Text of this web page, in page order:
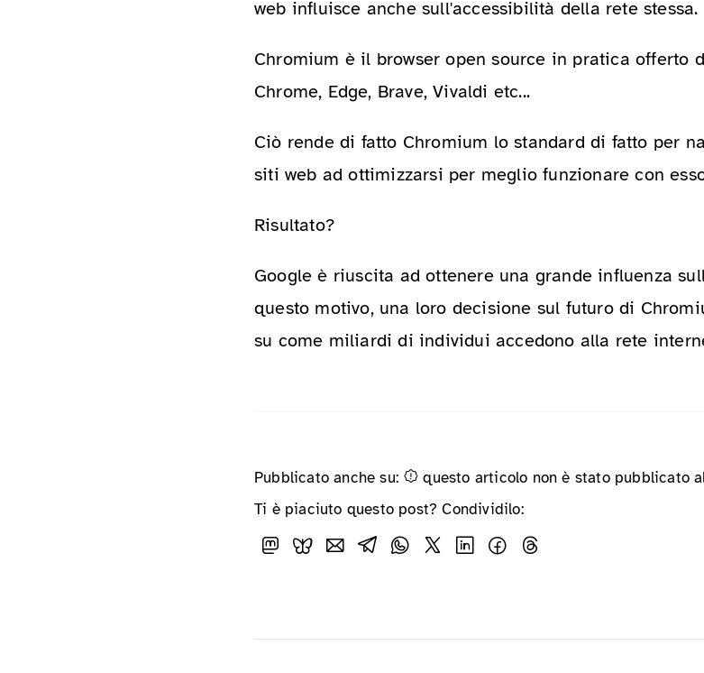
web influisce anche sull'accessibilità della rete stessa.
Chromium è il browser open source in pratica offerto
Chrome, Edge, Brave, Vivaldi etc...
Ciò rende di fatto Chromium lo standard di fatto per
siti web ad ottimizzarsi per meglio funzionare con
Risultato?
Google è riuscita ad ottenere una grande influenza
questo motivo, una loro decisione sul futuro di
su come miliardi di individui accedono alla rete
Pubblicato anche su:
questo articolo non è stato pubblicato
Ti è piaciuto questo post? Condividilo: